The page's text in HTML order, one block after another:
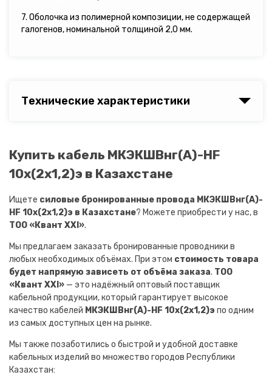
7. Оболочка из полимерной композиции, не содержащей
галогенов, номинальной толщиной 2,0 мм.
Технические характеристики
Купить кабель МКЭКШВнг(A)-HF
10х(2х1,2)э в Казахстане
Ищете силовые бронированные провода МКЭКШВнг(A)-
HF 10х(2х1,2)э в Казахстане? Можете приобрести у нас, в
ТОО «Квант XXI».
Мы предлагаем заказать бронированные проводники в
любых необходимых объёмах. При этом стоимость товара
будет напрямую зависеть от объёма заказа. ТОО
«Квант XXI» — это надёжный оптовый поставщик
кабельной продукции, который гарантирует высокое
качество кабелей МКЭКШВнг(A)-HF 10х(2х1,2)э по одним
из самых доступных цен на рынке.
Мы также позаботились о быстрой и удобной доставке
кабельных изделий во множество городов Республики
Казахстан: